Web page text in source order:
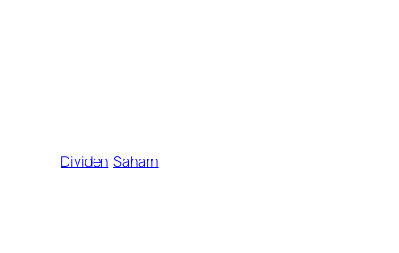
Dividen Saham